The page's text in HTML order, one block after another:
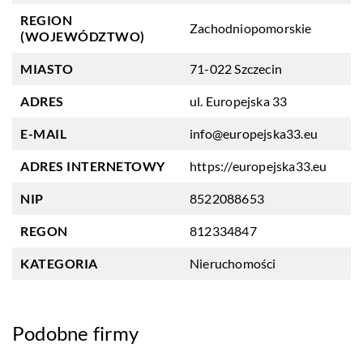
REGION
(WOJEWÓDZTWO)
Zachodniopomorskie
MIASTO 71-022 Szczecin
ADRES ul. Europejska 33
E-MAIL info@europejska33.eu
ADRES INTERNETOWY https://europejska33.eu
NIP 8522088653
REGON 812334847
KATEGORIA Nieruchomości
Podobne firmy